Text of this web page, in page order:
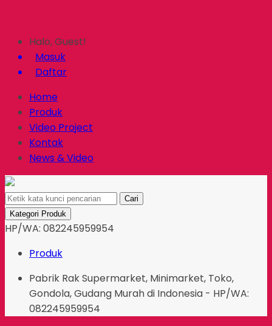
Halo, Guest!
Masuk
Daftar
Home
Produk
Video Project
Kontak
News & Video
Cari
Kategori Produk
HP/WA: 082245959954
Produk
Pabrik Rak Supermarket, Minimarket, Toko,
Gondola, Gudang Murah di Indonesia - HP/WA:
082245959954